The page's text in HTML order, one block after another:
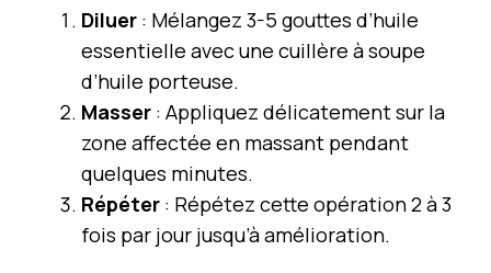
Diluer : Mélangez 3-5 gouttes d’huile
essentielle avec une cuillère à soupe
d’huile porteuse.
Masser : Appliquez délicatement sur la
zone affectée en massant pendant
quelques minutes.
Répéter : Répétez cette opération 2 à 3
fois par jour jusqu’à amélioration.